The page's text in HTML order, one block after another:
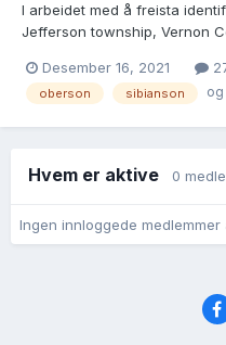
I arbeidet med å freista
Jefferson township, Vernon
fast på detaljar om fleire
https://www.familysearch.org/
Desember 16, 2021
oberson sibianson
Hvem er aktive 0
Ingen innloggede medlemmer